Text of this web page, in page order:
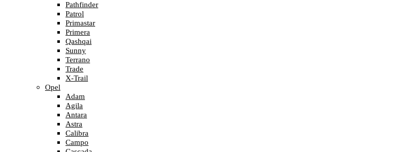
Pathfinder
Patrol
Primastar
Primera
Qashqai
Sunny
Terrano
Trade
X-Trail
Opel
Adam
Agila
Antara
Astra
Calibra
Campo